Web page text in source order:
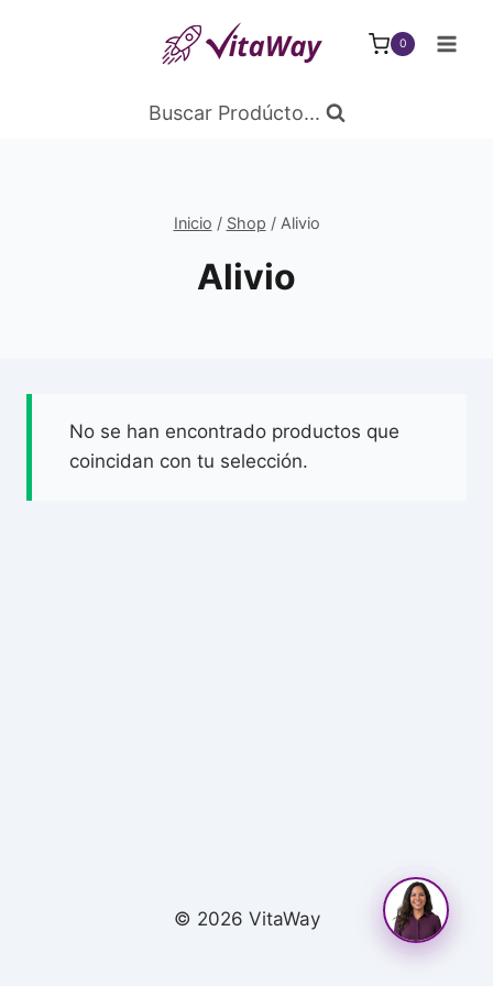
0
Buscar Prodúcto...
Inicio / Shop / Alivio
Alivio
No se han encontrado productos que
coincidan con tu selección.
© 2026 VitaWay